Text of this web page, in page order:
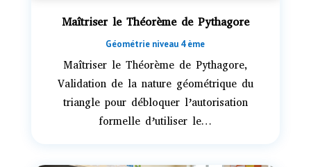
Maîtriser le Théorème de Pythagore
Géométrie niveau 4 ème
Maîtriser le Théorème de Pythagore,
Validation de la nature géométrique du
triangle pour débloquer l’autorisation
formelle d’utiliser le…